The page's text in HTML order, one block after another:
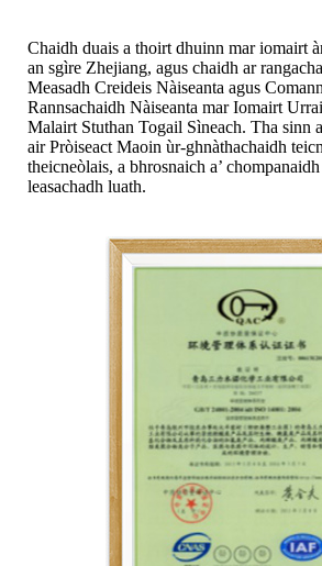
Chaidh duais a thoirt dhuinn mar iomairt
an sgìre Zhejiang, agus chaidh ar
Measadh Creideis Nàiseanta agus
Rannsachaidh Nàiseanta mar Iomairt
Malairt Stuthan Togail Sìneach. Tha sinn
air Pròiseact Maoin ùr-ghnàthachaidh
theicneòlais, a bhrosnaich a’
leasachadh luath.